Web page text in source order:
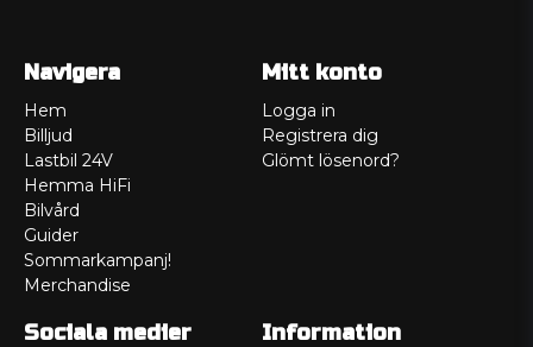
Navigera
Hem
Billjud
Lastbil 24V
Hemma HiFi
Bilvård
Guider
Sommarkampanj!
Merchandise
Mitt konto
Logga in
Registrera dig
Glömt lösenord?
Sociala medier Information